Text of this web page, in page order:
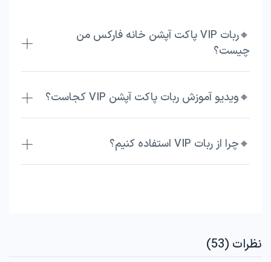
🔸ربات VIP پاکت آپشن خانه فارکس من
چیست؟
🔸ویدیو آموزش ربات پاکت آپشن VIP کجاست؟
🔸چرا از ربات VIP استفاده کنیم؟
نظرات (53)